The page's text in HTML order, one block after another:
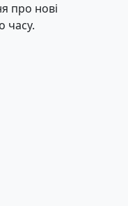
про нові
часу.